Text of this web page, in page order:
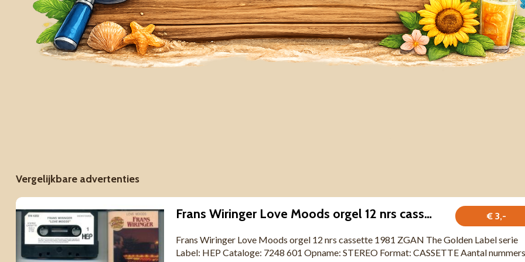
Vergelijkbare advertenties
€ 3,-
Frans Wiringer Love Moods orgel 12 nrs cassette 1981 ZGAN
Frans Wiringer Love Moods orgel 12 nrs cassette 1981 ZGAN The Golden Label serie
Label: HEP Cataloge: 7248 601 Opname: STEREO Format: CASSETTE Aantal